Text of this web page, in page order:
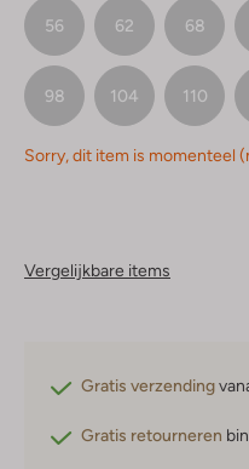
56 62 68
98 104 110
Sorry, dit item is momenteel
Vergelijkbare items
Gratis verzending
Gratis retourneren